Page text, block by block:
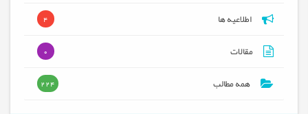
اطلاعیه ها 4
مقالات 0
همه مطالب 224